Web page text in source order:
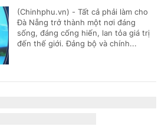
(Chinhphu.vn) - Tất cả phải làm cho
Đà Nẵng trở thành một nơi đáng
sống, đáng cống hiến, lan tỏa giá trị
đến thế giới. Đảng bộ và chính...